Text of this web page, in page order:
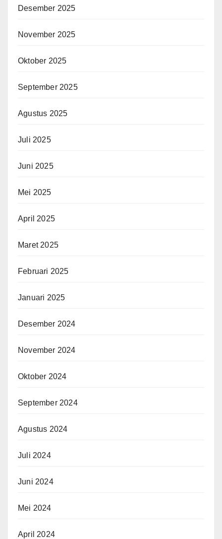
Desember 2025
November 2025
Oktober 2025
September 2025
Agustus 2025
Juli 2025
Juni 2025
Mei 2025
April 2025
Maret 2025
Februari 2025
Januari 2025
Desember 2024
November 2024
Oktober 2024
September 2024
Agustus 2024
Juli 2024
Juni 2024
Mei 2024
April 2024